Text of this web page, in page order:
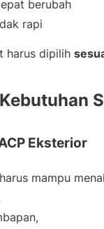
berubah
rapi
harus dipilih
Eksterior
mampu